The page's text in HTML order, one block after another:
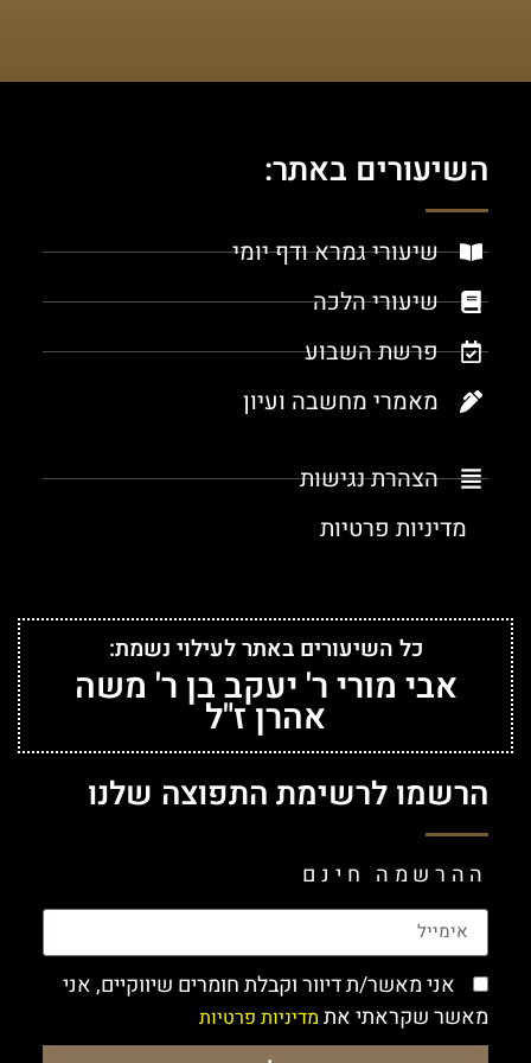
השיעורים באתר:
שיעורי גמרא ודף יומי
שיעורי הלכה
פרשת השבוע
מאמרי מחשבה ועיון
הצהרת נגישות
מדיניות פרטיות
כל השיעורים באתר לעילוי נשמת:
אבי מורי ר' יעקב בן ר' משה
אהרן ז"ל
הרשמו לרשימת התפוצה שלנו
ההרשמה חינם
אני מאשר/ת דיוור וקבלת חומרים שיווקיים, אני
מאשר שקראתי את מדיניות פרטיות